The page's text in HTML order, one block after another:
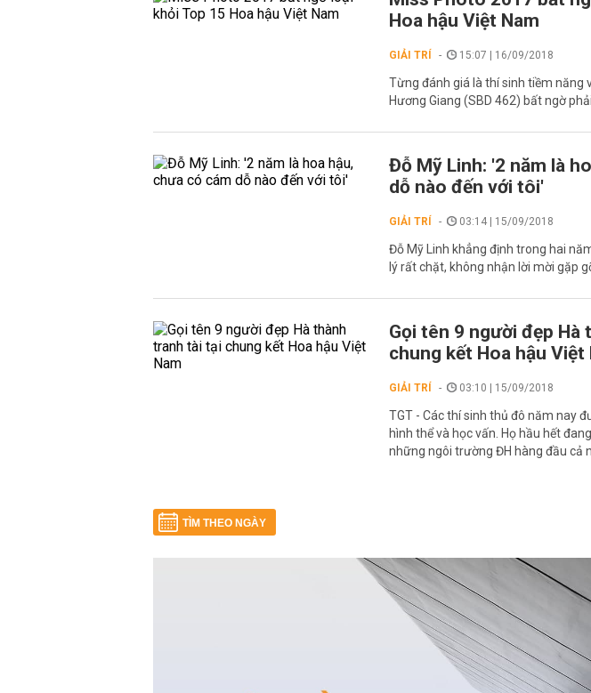
Hoa hậu Việt Nam
GIẢI TRÍ 15:07 | 16/09/2018
Từng đánh giá là thí sinh tiềm năng
Hương Giang (SBD 462) bất ngờ
Đỗ Mỹ Linh: '2 năm là
dỗ nào đến với tôi'
GIẢI TRÍ 03:14 | 15/09/2018
Đỗ Mỹ Linh khẳng định trong hai
lý rất chặt, không nhận lời mời gặp
Gọi tên 9 người đẹp Hà
chung kết Hoa hậu Việt
GIẢI TRÍ 03:10 | 15/09/2018
TGT - Các thí sinh thủ đô năm nay
hình thể và học vấn. Họ hầu hết
những ngôi trường ĐH hàng đầu cả
TÌM THEO NGÀY